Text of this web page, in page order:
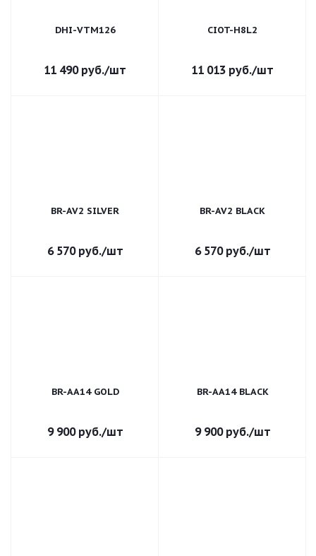
DHI-VTM126
11 490руб./шт
CIOT-H8L2
11 013 руб./шт
BR-AV2 SILVER
6 570руб./шт
BR-AV2 BLACK
6 570руб./шт
BR-AA14 GOLD
9 900руб./шт
BR-AA14 BLACK
9 900руб./шт